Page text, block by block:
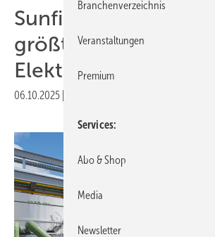
Sunfire nimmt
größten
Elektrolyseur in
06.10.2025
Branchenverzeichnis
Veranstaltungen
Premium
Services
Abo & Shop
Media
Newsletter